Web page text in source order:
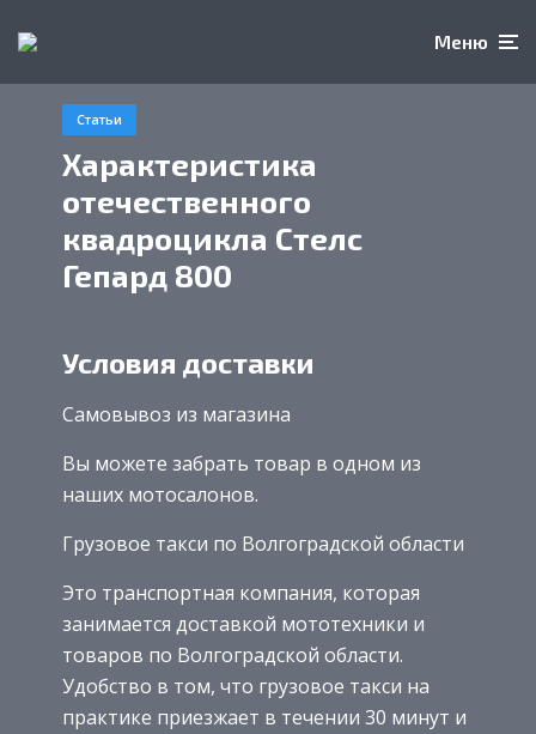
Меню
Статьи
Характеристика
отечественного
квадроцикла Стелс
Гепард 800
Условия доставки
Самовывоз из магазина
Вы можете забрать товар в одном из
наших мотосалонов.
Грузовое такси по Волгоградской области
Это транспортная компания, которая
занимается доставкой мототехники и
товаров по Волгоградской области.
Удобство в том, что грузовое такси на
практике приезжает в течении 30 минут и